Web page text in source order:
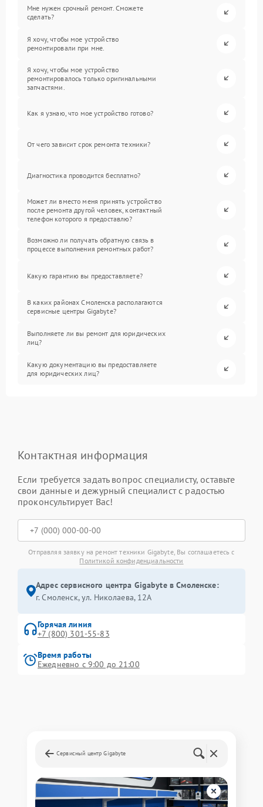
Мне нужен срочный ремонт. Сможете
сделать?
Я хочу, чтобы мое устройство
ремонтировали при мне.
Я хочу, чтобы мое устройство
ремонтировалось только оригинальными
запчастями.
Как я узнаю, что мое устройство готово?
От чего зависит срок ремонта техники?
Диагностика проводится бесплатно?
Может ли вместо меня принять устройство
после ремонта другой человек, контактный
телефон которого я предоставлю?
Возможно ли получать обратную связь в
процессе выполнения ремонтных работ?
Какую гарантию вы предоставляете?
В каких районах Смоленска располагаются
сервисные центры Gigabyte?
Выполняете ли вы ремонт для юридических
лиц?
Какую документацию вы предоставляете
для юридических лиц?
Контактная информация
Если требуется задать вопрос специалисту, оставьте
свои данные и дежурный специалист с радостью
проконсультирует Вас!
Отправляя заявку на ремонт техники Gigabyte, Вы соглашаетесь с
Политикой конфиденциальности
Адрес сервисного центра Gigabyte в Смоленске:
г. Смоленск, ул. Николаева, 12А
Горячая линия
+7 (800) 301-55-83
Время работы
Ежедневно с 9:00 до 21:00
Сервисный центр Gigabyte